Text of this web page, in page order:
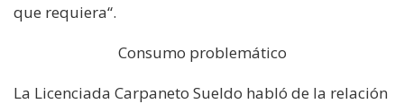
que requiera“.
Consumo problemático
La Licenciada Carpaneto Sueldo habló de la relación